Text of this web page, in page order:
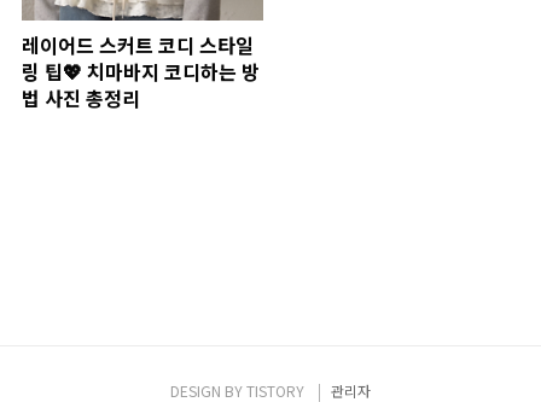
레이어드 스커트 코디 스타일
링 팁💖 치마바지 코디하는 방
법 사진 총정리
DESIGN BYTISTORY 관리자